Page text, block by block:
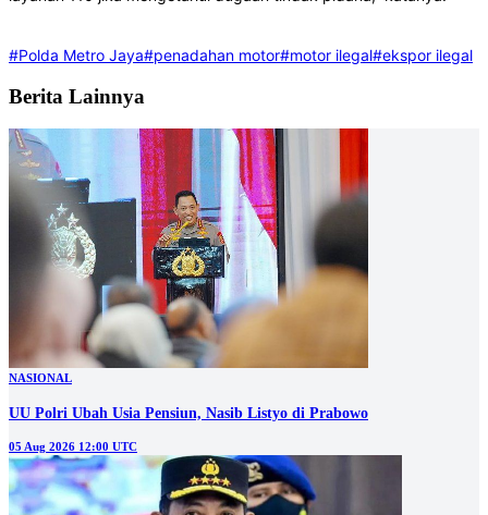
#Polda Metro Jaya#penadahan motor#motor ilegal#ekspor ilegal
Berita Lainnya
NASIONAL
UU Polri Ubah Usia Pensiun, Nasib Listyo di Prabowo
05 Aug 2026 12:00 UTC